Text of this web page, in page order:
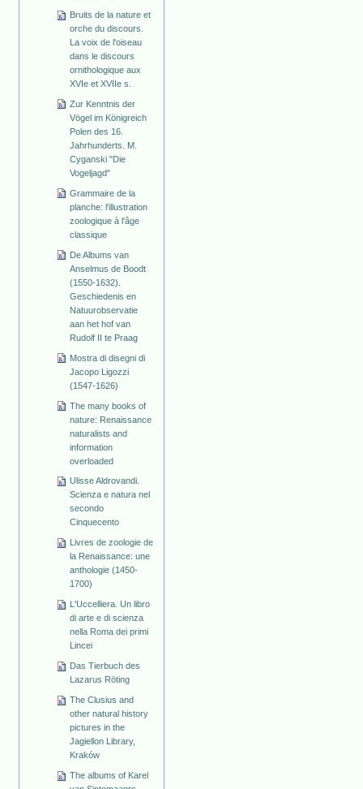
Bruits de la nature et
orche du discours.
La voix de l'oiseau
dans le discours
ornithologique aux
XVIe et XVIIe s.
Zur Kenntnis der
Vögel im Königreich
Polen des 16.
Jahrhunderts. M.
Cyganski "Die
Vogeljagd"
Grammaire de la
planche: l'illustration
zoologique à l'âge
classique
De Albums van
Anselmus de Boodt
(1550-1632).
Geschiedenis en
Natuurobservatie
aan het hof van
Rudolf II te Praag
Mostra di disegni di
Jacopo Ligozzi
(1547-1626)
The many books of
nature: Renaissance
naturalists and
information
overloaded
Ulisse Aldrovandi.
Scienza e natura nel
secondo
Cinquecento
Livres de zoologie de
la Renaissance: une
anthologie (1450-
1700)
L'Uccelliera. Un libro
di arte e di scienza
nella Roma dei primi
Lincei
Das Tierbuch des
Lazarus Röting
The Clusius and
other natural history
pictures in the
Jagiellon Library,
Kraków
The albums of Karel